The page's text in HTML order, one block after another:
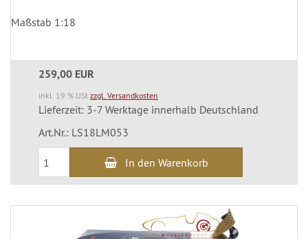
Maßstab 1:18
259,00 EUR
inkl. 19 % USt zzgl. Versandkosten
Lieferzeit: 3-7 Werktage innerhalb Deutschland
Art.Nr.: LS18LM053
In den Warenkorb